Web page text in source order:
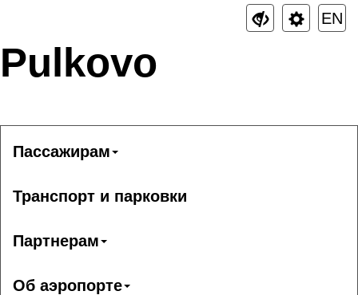
EN
Pulkovo
Пассажирам
Транспорт и парковки
Партнерам
Об аэропорте